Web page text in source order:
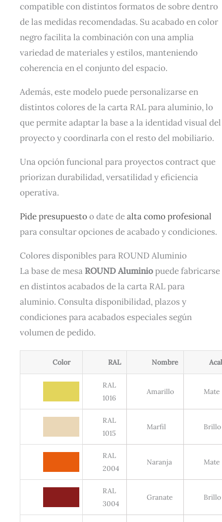
compatible con distintos formatos de sobre dentro
de las medidas recomendadas. Su acabado en color
negro facilita la combinación con una amplia
variedad de materiales y estilos, manteniendo
coherencia en el conjunto del espacio.
Además, este modelo puede personalizarse en
distintos colores de la carta RAL para aluminio, lo
que permite adaptar la base a la identidad visual del
proyecto y coordinarla con el resto del mobiliario.
Una opción funcional para proyectos contract que
priorizan durabilidad, versatilidad y eficiencia
operativa.
Pide presupuestoo date dealta como profesional
para consultar opciones de acabado y condiciones.
Colores disponibles para ROUND Aluminio
La base de mesa ROUND Aluminiopuede fabricarse
en distintos acabados de la carta RAL para
aluminio. Consulta disponibilidad, plazos y
condiciones para acabados especiales según
volumen de pedido.
Color RAL Nombre
RAL
1016
Amarillo Mate
RAL
1015
Marfil Brillo
RAL
2004
Naranja Mate
RAL
3004
Granate Brillo